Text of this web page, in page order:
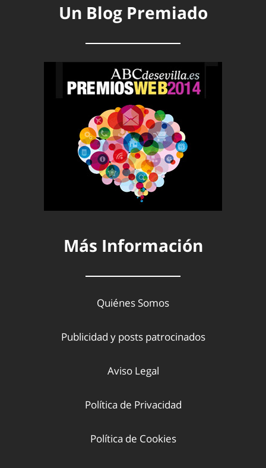
Un Blog Premiado
Más Información
Quiénes Somos
Publicidad y posts patrocinados
Aviso Legal
Política de Privacidad
Política de Cookies